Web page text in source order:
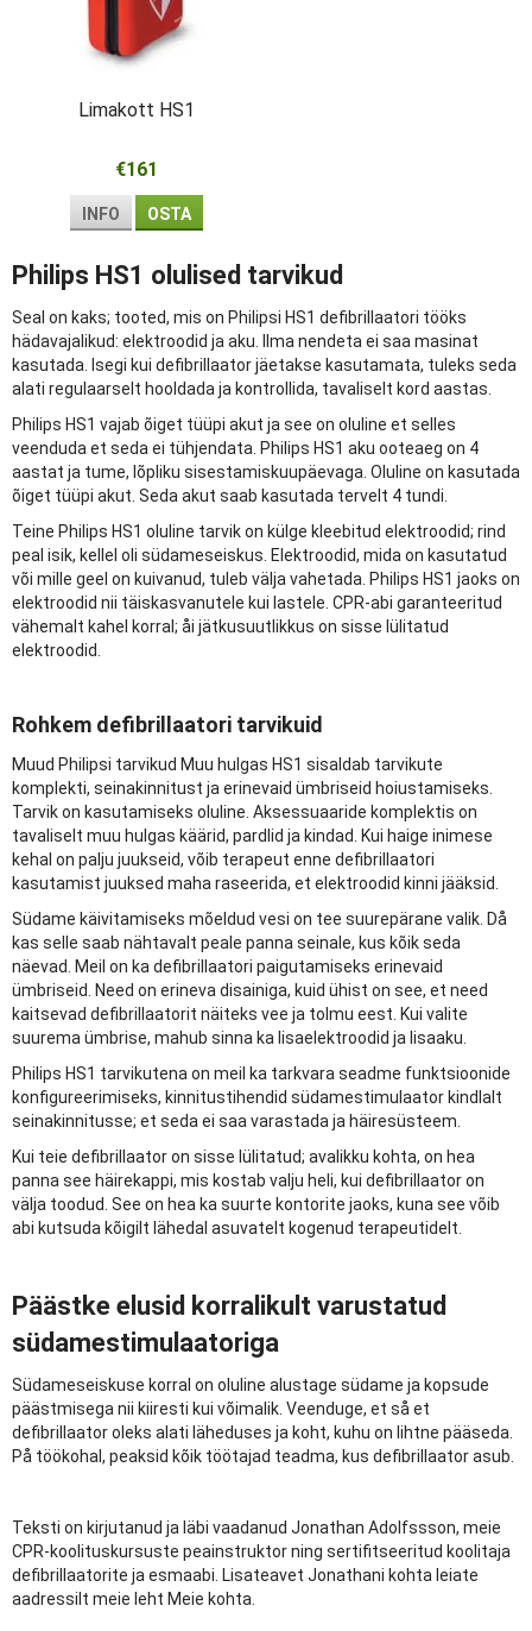
Limakott HS1
€161
INFO OSTA
Philips HS1 olulised tarvikud
Seal on kaks; tooted, mis on Philipsi HS1 defibrillaatori tööks
hädavajalikud: elektroodid ja aku. Ilma nendeta ei saa masinat
kasutada. Isegi kui defibrillaator jäetakse kasutamata, tuleks seda
alati regulaarselt hooldada ja kontrollida, tavaliselt kord aastas.
Philips HS1 vajab õiget tüüpi akut ja see on oluline et selles
veenduda et seda ei tühjendata. Philips HS1 aku ooteaeg on 4
aastat ja tume, lõpliku sisestamiskuupäevaga. Oluline on kasutada
õiget tüüpi akut. Seda akut saab kasutada tervelt 4 tundi.
Teine Philips HS1 oluline tarvik on külge kleebitud elektroodid; rind
peal isik, kellel oli südameseiskus. Elektroodid, mida on kasutatud
või mille geel on kuivanud, tuleb välja vahetada. Philips HS1 jaoks on
elektroodid nii täiskasvanutele kui lastele. CPR-abi garanteeritud
vähemalt kahel korral; åi jätkusuutlikkus on sisse lülitatud
elektroodid.
Rohkem defibrillaatori tarvikuid
Muud Philipsi tarvikud Muu hulgas HS1 sisaldab tarvikute
komplekti, seinakinnitust ja erinevaid ümbriseid hoiustamiseks.
Tarvik on kasutamiseks oluline. Aksessuaaride komplektis on
tavaliselt muu hulgas käärid, pardlid ja kindad. Kui haige inimese
kehal on palju juukseid, võib terapeut enne defibrillaatori
kasutamist juuksed maha raseerida, et elektroodid kinni jääksid.
Südame käivitamiseks mõeldud vesi on tee suurepärane valik. Då
kas selle saab nähtavalt peale panna seinale, kus kõik seda
näevad. Meil on ka defibrillaatori paigutamiseks erinevaid
ümbriseid. Need on erineva disainiga, kuid ühist on see, et need
kaitsevad defibrillaatorit näiteks vee ja tolmu eest. Kui valite
suurema ümbrise, mahub sinna ka lisaelektroodid ja lisaaku.
Philips HS1 tarvikutena on meil ka tarkvara seadme funktsioonide
konfigureerimiseks, kinnitustihendid südamestimulaator kindlalt
seinakinnitusse; et seda ei saa varastada ja häiresüsteem.
Kui teie defibrillaator on sisse lülitatud; avalikku kohta, on hea
panna see häirekappi, mis kostab valju heli, kui defibrillaator on
välja toodud. See on hea ka suurte kontorite jaoks, kuna see võib
abi kutsuda kõigilt lähedal asuvatelt kogenud terapeutidelt.
Päästke elusid korralikult varustatud
südamestimulaatoriga
Südameseiskuse korral on oluline alustage südame ja kopsude
päästmisega nii kiiresti kui võimalik. Veenduge, et så et
defibrillaator oleks alati läheduses ja koht, kuhu on lihtne pääseda.
På töökohal, peaksid kõik töötajad teadma, kus defibrillaator asub.
Teksti on kirjutanud ja läbi vaadanud Jonathan Adolfssson, meie
CPR-koolituskursuste peainstruktor ning sertifitseeritud koolitaja
defibrillaatorite ja esmaabi. Lisateavet Jonathani kohta leiate
aadressilt meie leht Meie kohta.